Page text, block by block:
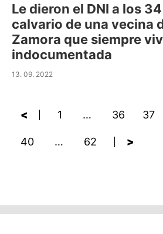
Le dieron el DNI a los
calvario de una vecina
Zamora que siempre
indocumentada
13. 09. 2022
< 1 … 36 37
40 … 62 >